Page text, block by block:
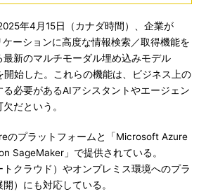
年4月15日（カナダ時間）、企業が
ーションに高度な情報検索／取得機能を
新のマルチモーダル埋め込みモデル
開始した。これらの機能は、ビジネス上の
る必要があるAIアシスタントやエージェン
だという。
のプラットフォームと「Microsoft Azure
SageMaker」で提供されている。
クラウド）やオンプレミス環境へのプラ
）にも対応している。